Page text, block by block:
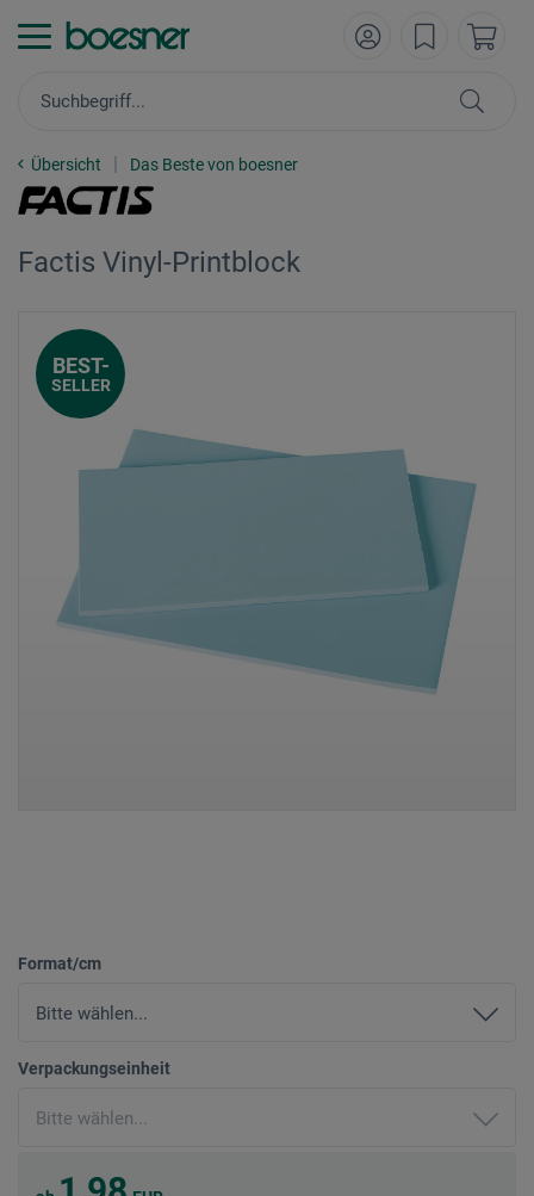
Übersicht Das Beste von boesner
Factis Vinyl-Printblock
BEST-
SELLER
Format/cm
Verpackungseinheit